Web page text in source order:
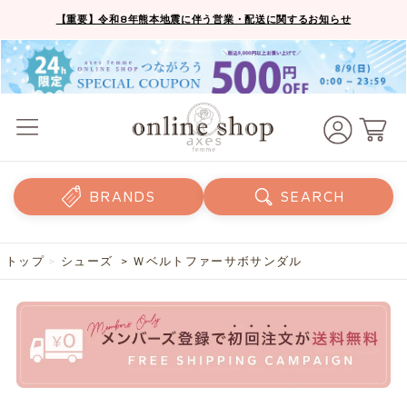
【重要】令和8年熊本地震に伴う営業・配送に関するお知らせ
BRANDS SEARCH
トップ > シューズ > Ｗベルトファーサボサンダル